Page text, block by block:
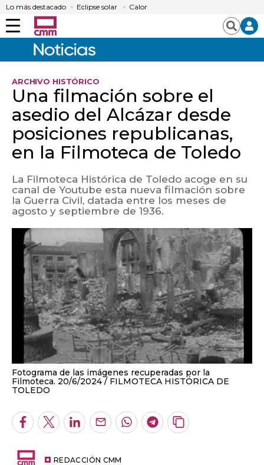
Lo más destacado Eclipse solar Calor
Menú Buscar
ARCHIVO HISTÓRICO
Una filmación sobre el
asedio del Alcázar desde
posiciones republicanas,
en la Filmoteca de Toledo
La Filmoteca Histórica de Toledo acoge en su
canal de Youtube esta nueva filmación sobre
la Guerra Civil, datada entre los meses de
agosto y septiembre de 1936.
Fotograma de las imágenes recuperadas por la
Filmoteca. 20/6/2024
FILMOTECA HISTÓRICA DE
TOLEDO
Facebook
TwitterLinkedInEnviarWhatsapp
Telegram
Copiar
REDACCIÓN CMM